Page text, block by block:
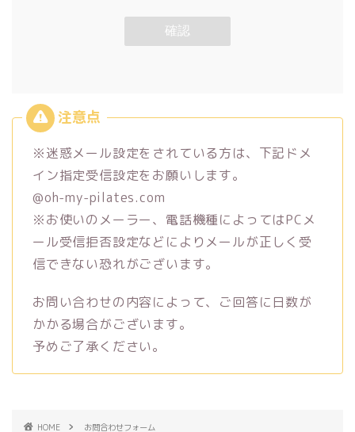
※迷惑メール設定をされている方は、下記ドメ
イン指定受信設定をお願いします。
@oh-my-pilates.com
※お使いのメーラー、電話機種によってはPCメ
ール受信拒否設定などによりメールが正しく受
信できない恐れがございます。
お問い合わせの内容によって、ご回答に日数が
かかる場合がございます。
予めご了承ください。
HOME お問合わせフォーム